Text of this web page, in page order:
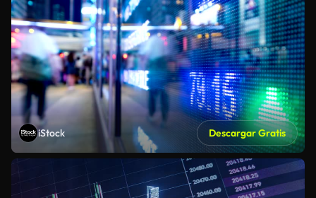
iStock Descargar Gratis